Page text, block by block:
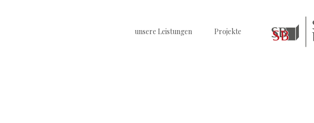
unsere Leistungen Projekte